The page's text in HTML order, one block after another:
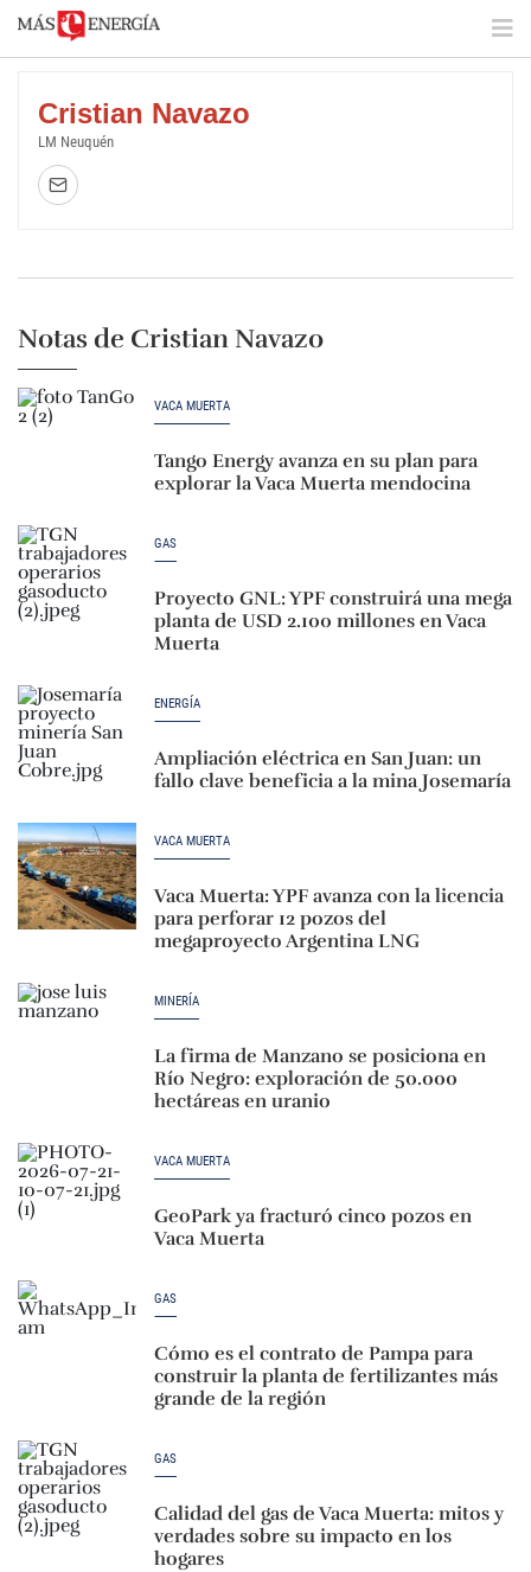
Cristian Navazo
LM Neuquén
Notas de Cristian Navazo
VACA MUERTA
Tango Energy avanza en su plan para
explorar la Vaca Muerta mendocina
GAS
Proyecto GNL: YPF construirá una mega
planta de USD 2.100 millones en Vaca
Muerta
ENERGÍA
Ampliación eléctrica en San Juan: un
fallo clave beneficia a la mina Josemaría
VACA MUERTA
Vaca Muerta: YPF avanza con la licencia
para perforar 12 pozos del
megaproyecto Argentina LNG
MINERÍA
La firma de Manzano se posiciona en
Río Negro: exploración de 50.000
hectáreas en uranio
VACA MUERTA
GeoPark ya fracturó cinco pozos en
Vaca Muerta
GAS
Cómo es el contrato de Pampa para
construir la planta de fertilizantes más
grande de la región
GAS
Calidad del gas de Vaca Muerta: mitos y
verdades sobre su impacto en los
hogares